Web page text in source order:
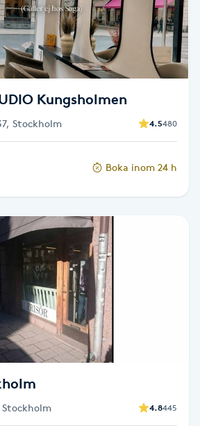
Kungsholmen
Stockholm 4.5480
Boka inom 24 h
4.8445